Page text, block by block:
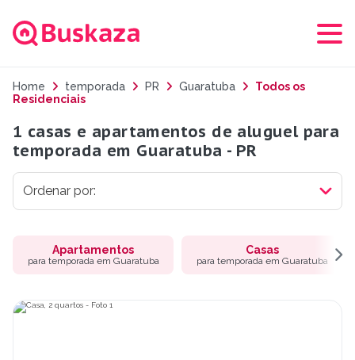
Home temporada PR Guaratuba
Todos os
Residenciais
1 casas e apartamentos de aluguel para
temporada em Guaratuba - PR
Apartamentos
para temporada em Guaratuba
Casas
para temporada em Guaratuba